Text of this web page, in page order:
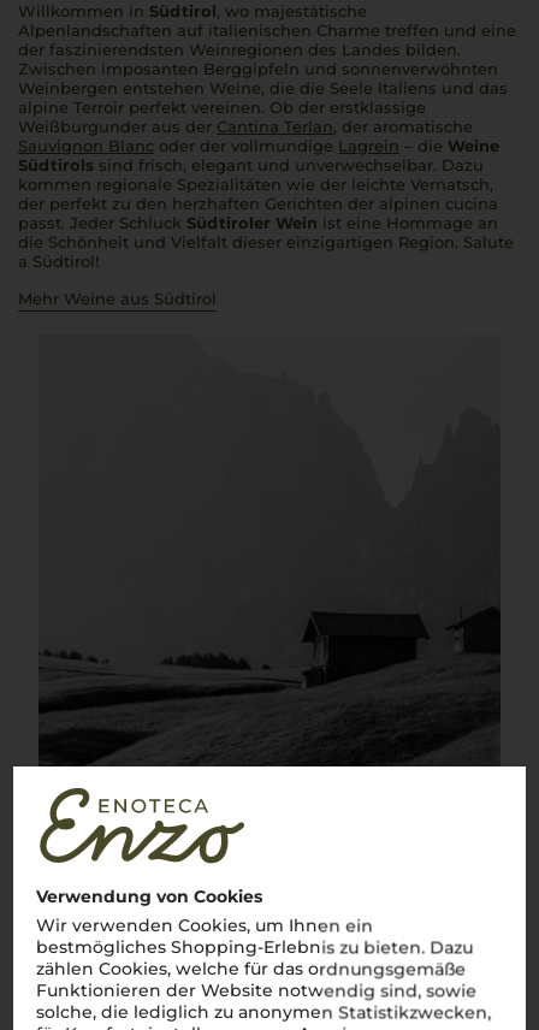
Verwendung von Cookies
Wir verwenden Cookies, um Ihnen ein
bestmögliches Shopping-Erlebnis zu bieten. Dazu
zählen Cookies, welche für das ordnungsgemäße
Funktionieren der Website notwendig sind, sowie
solche, die lediglich zu anonymen Statistikzwecken,
Willkommen in Südtirol, wo majestätische
Alpenlandschaften auf italienischen Charme treffen und eine
der faszinierendsten Weinregionen des Landes bilden.
Zwischen imposanten Berggipfeln und sonnenverwöhnten
Weinbergen entstehen Weine, die die Seele Italiens und das
alpine Terroir perfekt vereinen. Ob der erstklassige
Weißburgunder aus der Cantina Terlan, der aromatische
Sauvignon Blanc oder der vollmundige Lagrein – die Weine
Südtirols sind frisch, elegant und unverwechselbar. Dazu
kommen regionale Spezialitäten wie der leichte Vernatsch,
der perfekt zu den herzhaften Gerichten der alpinen cucina
passt. Jeder Schluck Südtiroler Wein ist eine Hommage an
die Schönheit und Vielfalt dieser einzigartigen Region. Salute
a Südtirol!
Mehr Weine aus Südtirol
Über die Rebsorte